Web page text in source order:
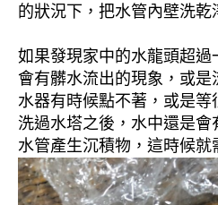
的狀況下，把水管內壁洗乾
如果發現家中的水龍頭超過
會有髒水流出的現象，或
水器有時候點不著，或是
洗過水塔之後，水中還是
水管產生沉積物，這時候就